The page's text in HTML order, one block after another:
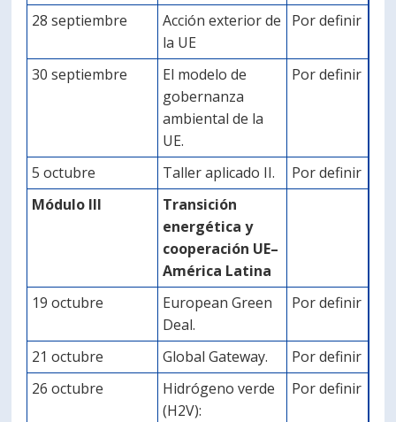
28 septiembre
Acción exterior de
la UE
Por definir
30 septiembre
El modelo de
gobernanza
ambiental de la
UE.
Por definir
5 octubre Taller aplicado II.
Por definir
Módulo III
Transición
energética y
cooperación UE–
América Latina
19 octubre
European Green
Deal.
Por definir
21 octubre Global Gateway.
Por definir
26 octubre
Hidrógeno verde
(H2V):
Por definir